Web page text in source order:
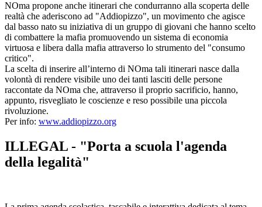
NOma propone anche itinerari che condurranno alla scoperta delle
realtà che aderiscono ad "Addiopizzo", un movimento che agisce
dal basso nato su iniziativa di un gruppo di giovani che hanno scelto
di combattere la mafia promuovendo un sistema di economia
virtuosa e libera dalla mafia attraverso lo strumento del "consumo
critico".
La scelta di inserire all’interno di NOma tali itinerari nasce dalla
volontà di rendere visibile uno dei tanti lasciti delle persone
raccontate da NOma che, attraverso il proprio sacrificio, hanno,
appunto, risvegliato le coscienze e reso possibile una piccola
rivoluzione.
Per info: www.addiopizzo.org
ILLEGAL - "Porta a scuola l'agenda
della legalità"